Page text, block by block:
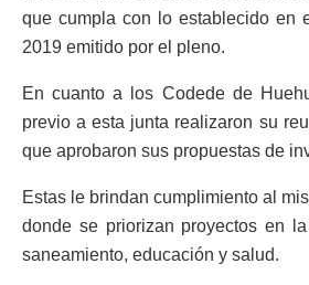
que cumpla con lo establecido en
2019 emitido por el pleno.
En cuanto a los Codede de
previo a esta junta realizaron su
que aprobaron sus propuestas de
Estas le brindan cumplimiento al
donde se priorizan proyectos en
saneamiento, educación y salud.